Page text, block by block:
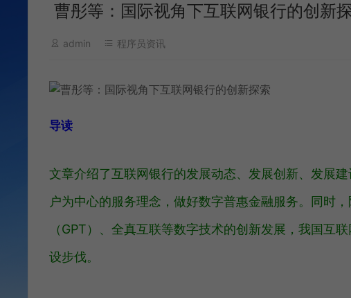
曹彤等：国际视角下互联网银行的创新
admin 程序员资讯
导读
文章介绍了互联网银行的发展动态、 发展创新、发展建
户为中心的服务理念，做好数字普惠金融服务。同时
（GPT）、全真互联等数字技术的创新发展，我国互
设步伐。